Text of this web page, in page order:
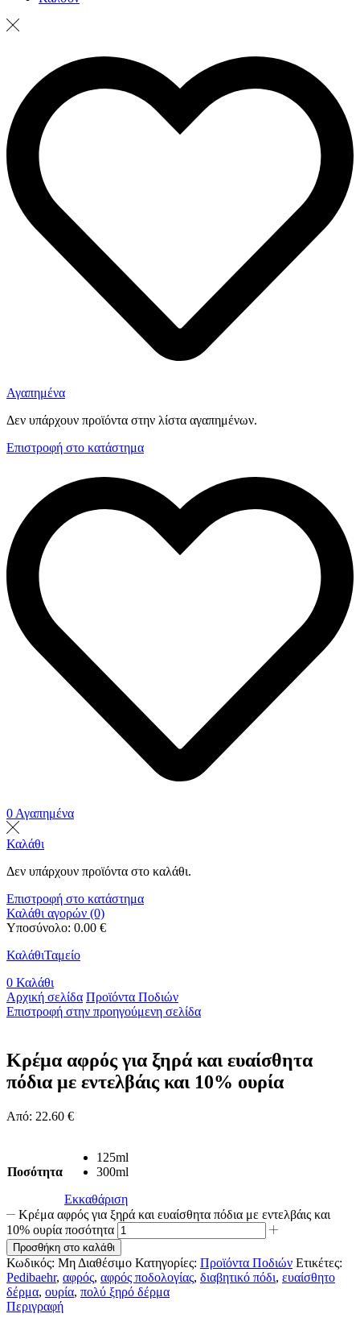
Αγαπημένα
Δεν υπάρχουν προϊόντα στην λίστα αγαπημένων.
Επιστροφή στο κατάστημα
0Αγαπημένα
Καλάθι
Δεν υπάρχουν προϊόντα στο καλάθι.
Επιστροφή στο κατάστημα
Καλάθι αγορών (0)
Υποσύνολο: 0.00 €
ΚαλάθιΤαμείο
0 Καλάθι
Αρχική σελίδα Προϊόντα Ποδιών
Επιστροφή στην προηγούμενη σελίδα
Κρέμα αφρός για ξηρά και ευαίσθητα
πόδια με εντελβάις και 10% ουρία
Από: 22.60 €
Ποσότητα
125ml
300ml
Εκκαθάριση
Κρέμα αφρός για ξηρά και ευαίσθητα πόδια με εντελβάις και
10% ουρία ποσότητα
Προσθήκη στο καλάθι
Κωδικός: Μη Διαθέσιμο Κατηγορίες: Προϊόντα Ποδιών Ετικέτες:
Pedibaehr, αφρός, αφρός ποδολογίας, διαβητικό πόδι, ευαίσθητο
δέρμα, ουρία, πολύ ξηρό δέρμα
Περιγραφή